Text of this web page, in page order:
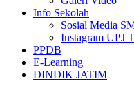
Info Sekolah
Sosial Media
Instagram UPJ
PPDB
E-Learning
DINDIK JATIM